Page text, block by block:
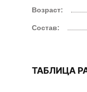
Возраст:
Состав:
ТАБЛИЦА